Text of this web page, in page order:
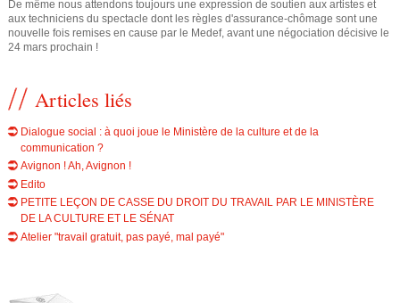
De même nous attendons toujours une expression de soutien aux artistes et
aux techniciens du spectacle dont les règles d'assurance-chômage sont une
nouvelle fois remises en cause par le Medef, avant une négociation décisive le
24 mars prochain !
Articles liés
Dialogue social : à quoi joue le Ministère de la culture et de la
communication ?
Avignon ! Ah, Avignon !
Edito
PETITE LEÇON DE CASSE DU DROIT DU TRAVAIL PAR LE MINISTÈRE
DE LA CULTURE ET LE SÉNAT
Atelier "travail gratuit, pas payé, mal payé"